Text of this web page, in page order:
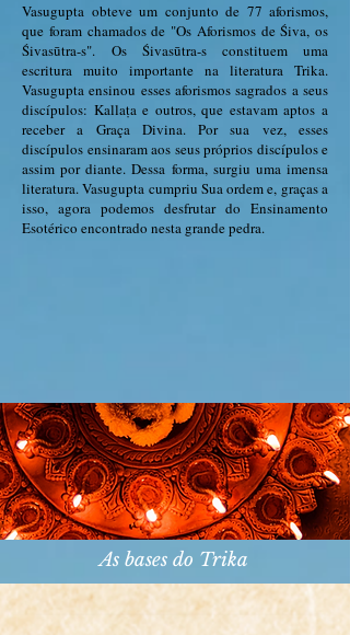
Vasugupta obteve um conjunto de 77 aforismos,
que foram chamados de "Os Aforismos de Śiva, os
Śivasūtra-s".
Os Śivasūtra-s constituem uma
escritura muito importante na literatura Trika.
Vasugupta ensinou esses aforismos sagrados a seus
discípulos: Kallaṭa e outros, que estavam aptos a
receber a Graça Divina. Por sua vez, esses
discípulos ensinaram aos seus próprios discípulos e
assim por diante. Dessa forma, surgiu uma imensa
literatura. Vasugupta cumpriu Sua ordem e, graças a
isso, agora podemos desfrutar do Ensinamento
Esotérico encontrado nesta grande pedra.
As bases do Trika